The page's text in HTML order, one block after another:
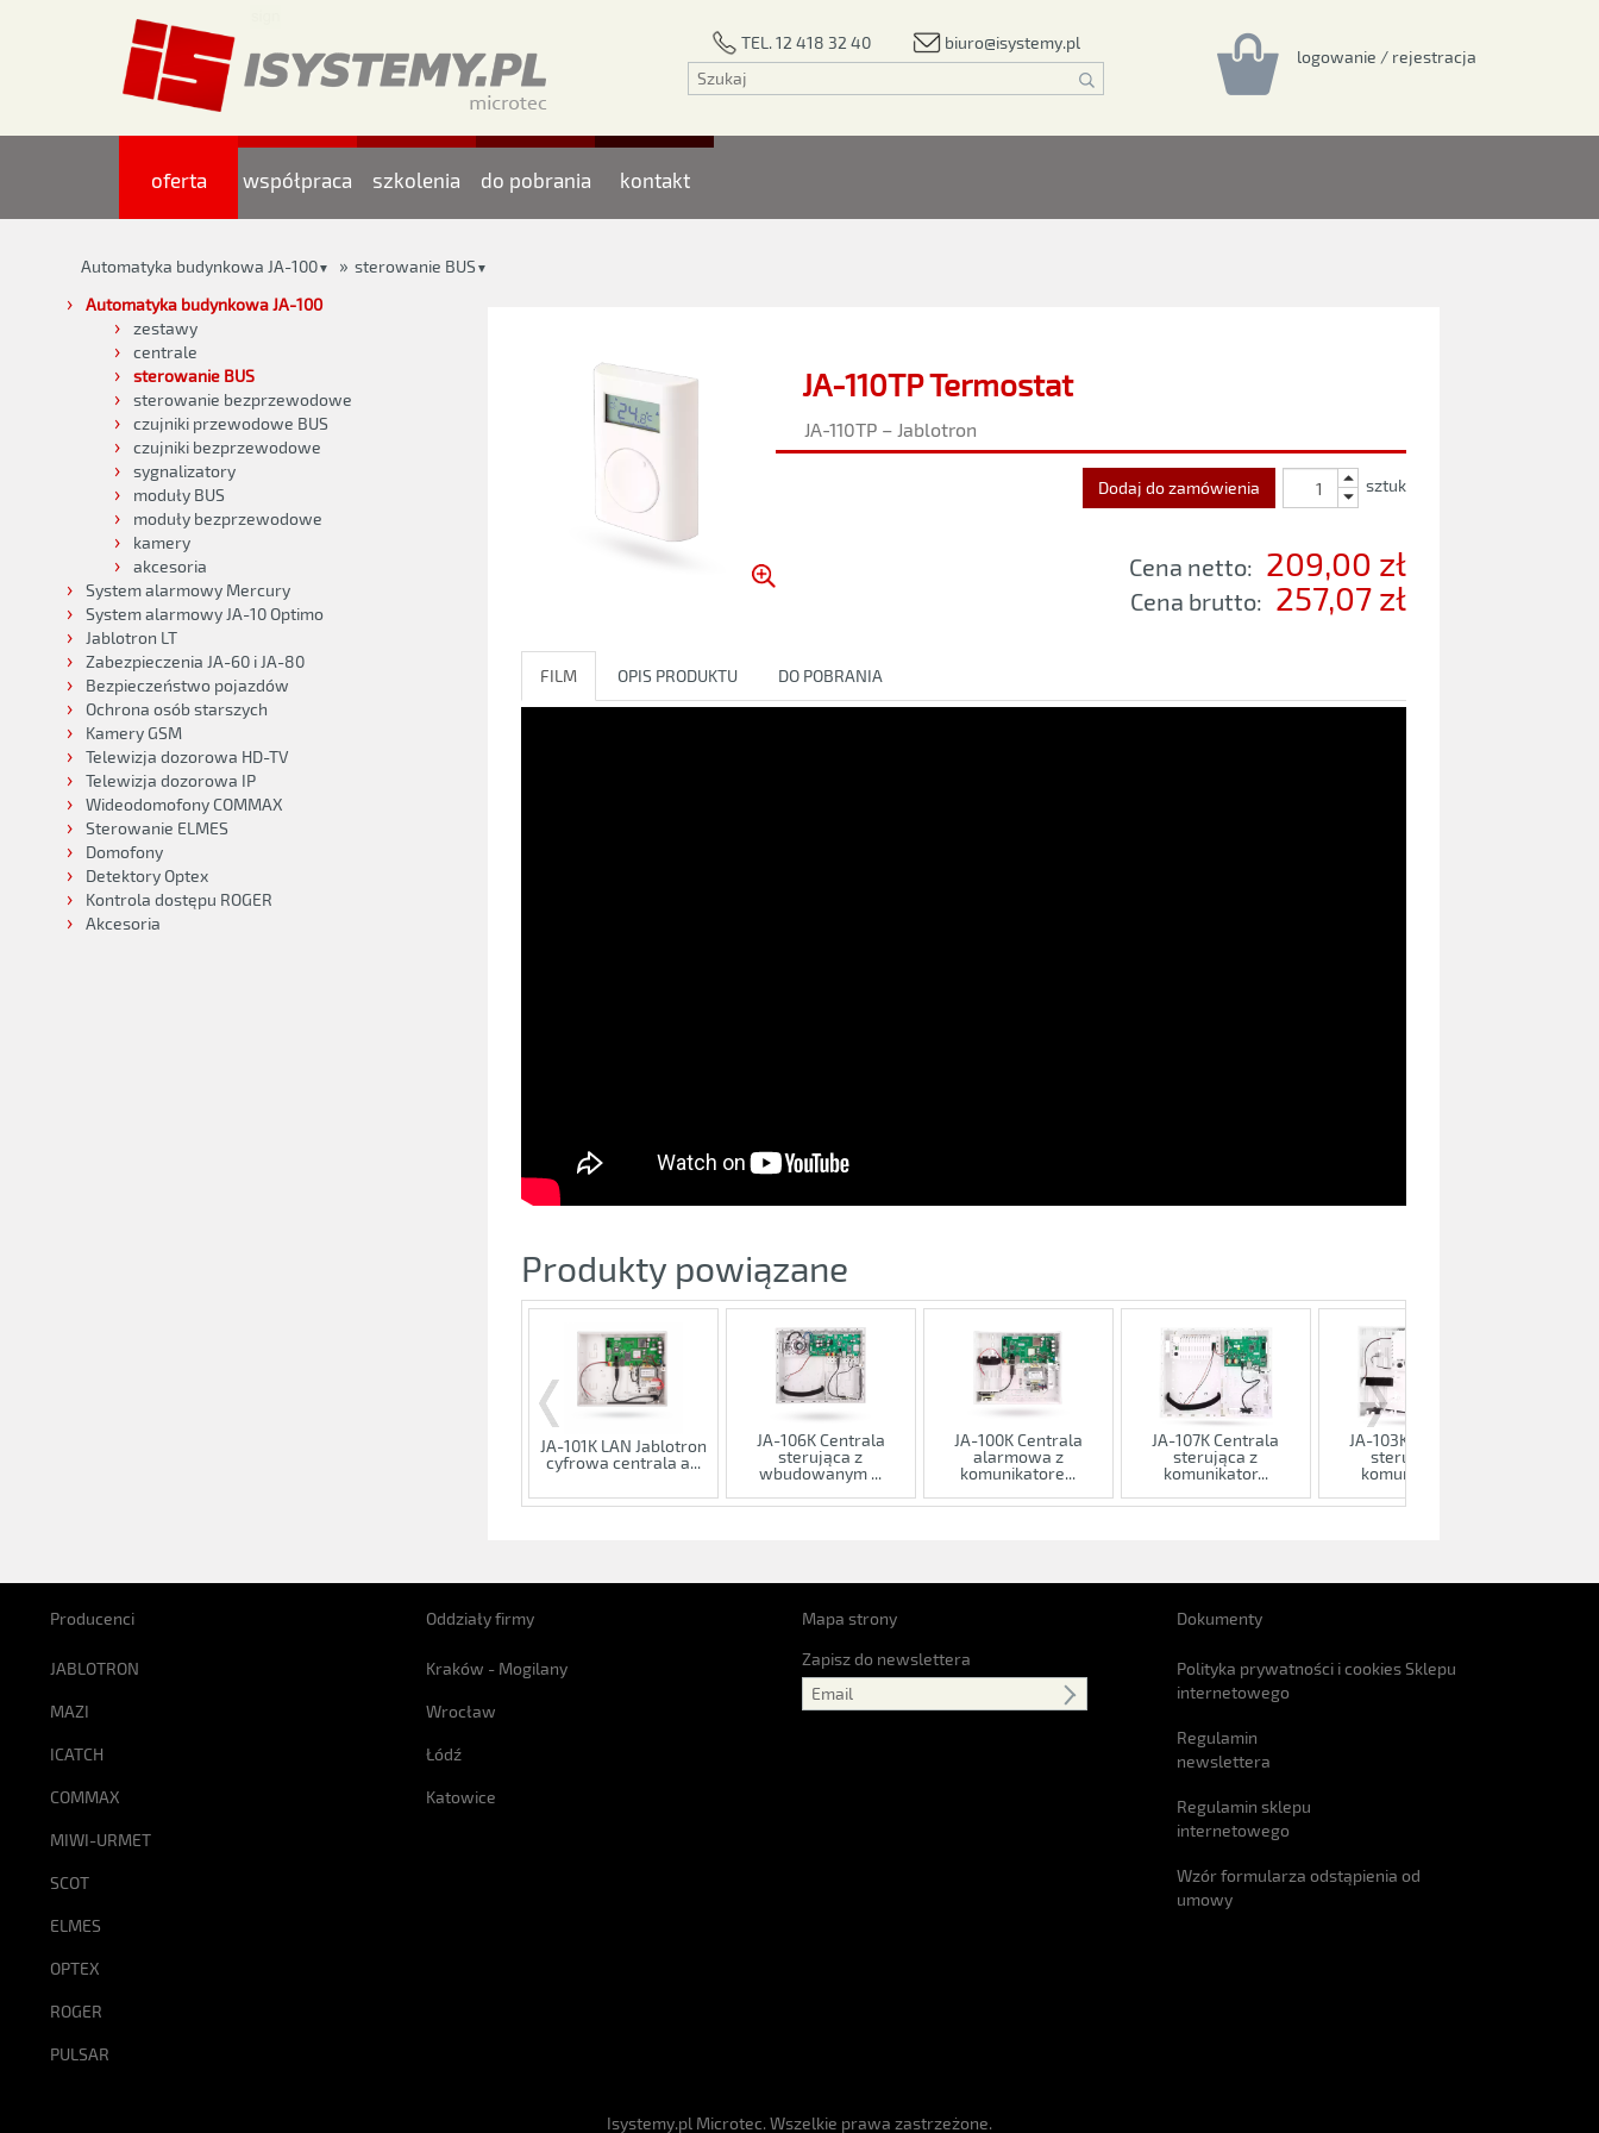
TEL. 12 418 32 40 biuro@isystemy.pl
logowanie / rejestracja
oferta współpraca szkolenia do pobrania kontakt
Automatyka budynkowa JA-100▼ » sterowanie BUS ▼
Automatyka budynkowa JA-100
zestawy
centrale
sterowanie BUS
sterowanie bezprzewodowe
czujniki przewodowe BUS
czujniki bezprzewodowe
sygnalizatory
moduły BUS
moduły bezprzewodowe
kamery
akcesoria
System alarmowy Mercury
System alarmowy JA-10 Optimo
Jablotron LT
Zabezpieczenia JA-60 i JA-80
Bezpieczeństwo pojazdów
Ochrona osób starszych
Kamery GSM
Telewizja dozorowa HD-TV
Telewizja dozorowa IP
Wideodomofony COMMAX
Sterowanie ELMES
Domofony
Detektory Optex
Kontrola dostępu ROGER
Akcesoria
JA-110TP Termostat
JA-110TP – Jablotron
Dodaj do zamówienia sztuk
Cena netto: 209,00 zł
Cena brutto: 257,07 zł
FILM OPIS PRODUKTU DO POBRANIA
Produkty powiązane
JA-101K LAN Jablotron
cyfrowa centrala a...
JA-106K Centrala
sterująca z
wbudowanym ...
JA-100K Centrala
alarmowa z
komunikatore...
JA-107K Centrala
sterująca z
komunikator...
JA-103K Centrala
sterująca z
komunikator...
Producenci
JABLOTRON
MAZI
ICATCH
COMMAX
MIWI-URMET
SCOT
ELMES
OPTEX
ROGER
PULSAR
Oddziały firmy
Kraków - Mogilany
Wrocław
Łódź
Katowice
Mapa strony
Zapisz do newslettera
Dokumenty
Polityka prywatności i cookies Sklepu
internetowego
Regulamin
newslettera
Regulamin sklepu
internetowego
Wzór formularza odstąpienia od
umowy
Isystemy.pl Microtec. Wszelkie prawa zastrzeżone.